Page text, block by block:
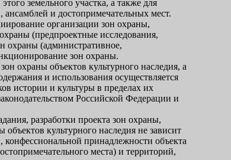
земельного участка, а также для
ансамблей и достопримечательных мест.
организации зон охраны,
(предпроектные исследования,
охраны (административное,
зон охраны.
охраны объектов культурного наследия, а
и использования осуществляется
истории и культуры в пределах их
Российской Федерации и
разработки проекта зон охраны,
культурного наследия не зависит
конфессиональной принадлежности объекта
места) и территорий,